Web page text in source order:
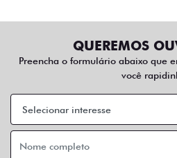
QUEREMOS
Preencha o formulário abaixo que
você